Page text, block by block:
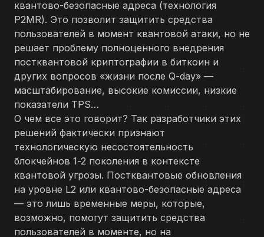
квантово-безопасные адреса (технология
P2MR). Это позволит защитить средства
пользователей в момент квантовой атаки, но не
решает проблему полноценного внедрения
постквантовой криптографии в биткоин и
других вопросов «жизни после Q-day» —
масштабирование, высокие комиссии, низкие
показатели TPS…
О чем все это говорит? Так разработчики этих
решений фактически признают
технологическую несостоятельность
блокчейнов 1-2 поколения в контексте
квантовой угрозы. Постквантовые обновления
на уровне L2 или квантово-безопасные адреса
— это лишь временные меры, которые,
возможно, помогут защитить средства
пользователей в моменте, но на